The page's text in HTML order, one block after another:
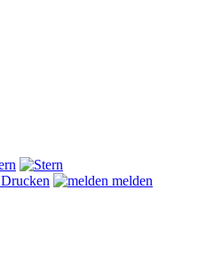
Drucken melden